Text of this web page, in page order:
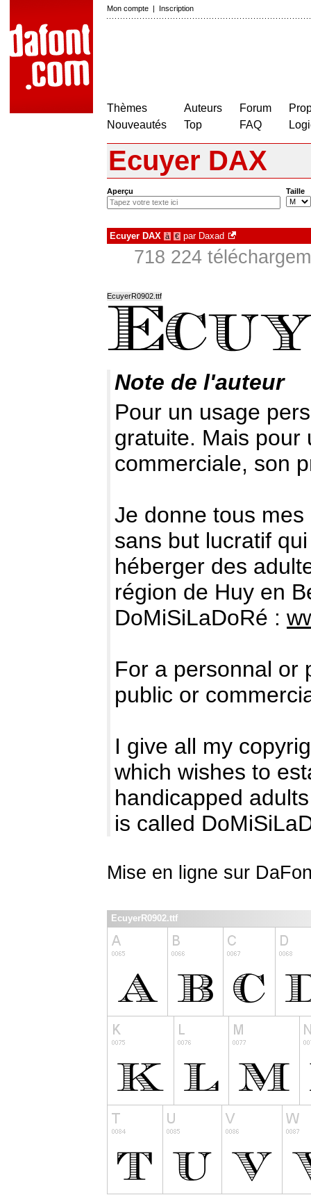
Mon compte | Inscription
Thèmes
Nouveautés
Auteurs
Top
Forum
FAQ
Ecuyer DAX
Aperçu Taille
Ecuyer DAX à € par Daxad
718 224
EcuyerR0902.ttf
Note de l'auteur
Pour un usage
gratuite. Mais pour
commerciale, son
Je donne tous
sans but lucratif
héberger des
région de Huy en
DoMiSiLaDoRé :
For a personnal or
public or
I give all my
which wishes to
handicapped
is called
Mise en ligne sur
EcuyerR0902.ttf